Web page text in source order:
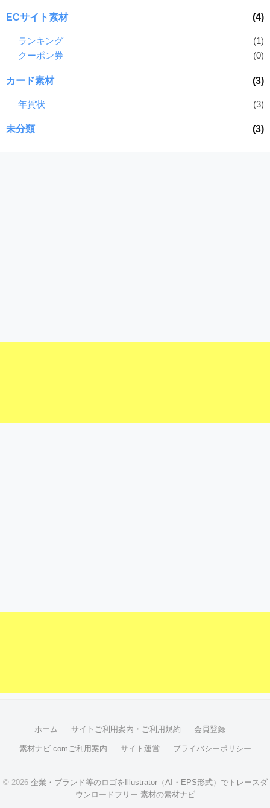
ECサイト素材 (4)
ランキング
(1)
クーポン券
(0)
カード素材 (3)
年賀状 (3)
未分類 (3)
ホーム サイトご利用案内・ご利用規約 会員登録
素材ナビ.comご利用案内 サイト運営 プライバシーポリシー
© 2026 企業・ブランド等のロゴをIllustrator（AI・EPS形式）でトレースダ
ウンロードフリー 素材の素材ナビ